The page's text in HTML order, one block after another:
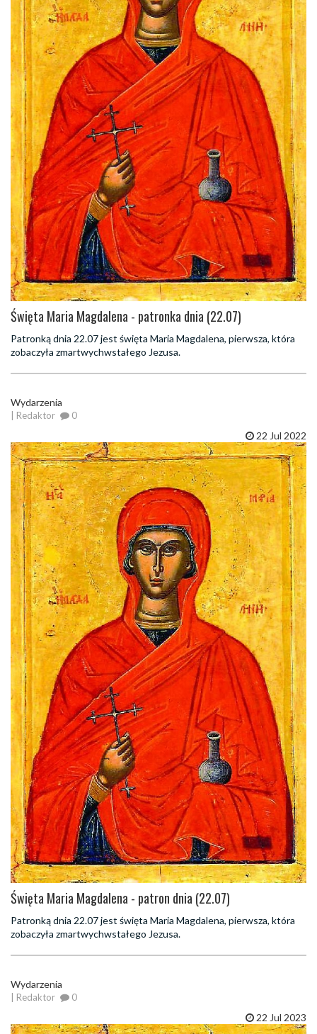
Święta Maria Magdalena - patronka dnia (22.07)
Patronką dnia 22.07 jest święta Maria Magdalena, pierwsza, która
zobaczyła zmartwychwstałego Jezusa.
Wydarzenia
| Redaktor 0
22 Jul 2022
Święta Maria Magdalena - patron dnia (22.07)
Patronką dnia 22.07 jest święta Maria Magdalena, pierwsza, która
zobaczyła zmartwychwstałego Jezusa.
Wydarzenia
| Redaktor 0
22 Jul 2023